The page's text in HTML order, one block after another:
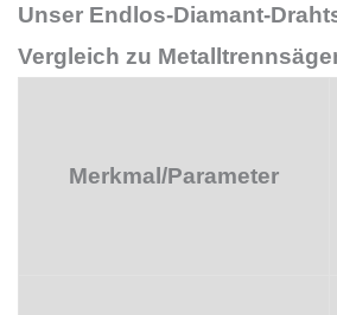
Unser Endlos-Diamant-
Vergleich zu
Merkmal/Parameter